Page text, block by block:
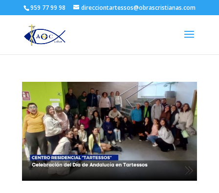
959 77 99 98 direcciontartessos@obrascristianas.com